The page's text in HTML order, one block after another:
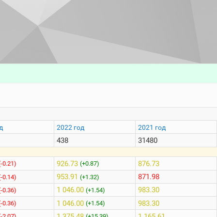
0.21)
0.14)
0.36)
0.36)
2022 год
438
926.73 (+0.87)
953.91 (+1.32)
1 046.00 (+1.54)
1 046.00 (+1.54)
2021 год
31480
876.73
871.98
983.30
983.30